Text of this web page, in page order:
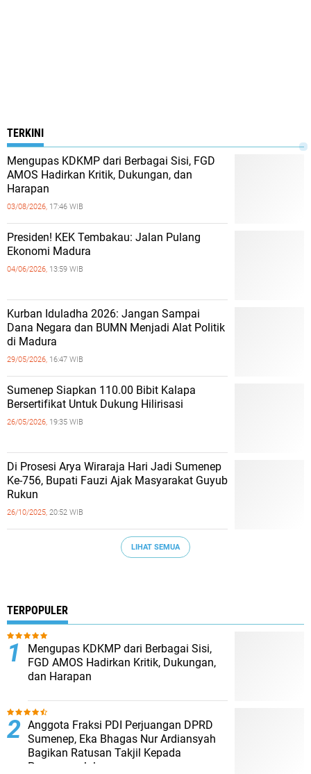
TERKINI
Mengupas KDKMP dari Berbagai Sisi, FGD
AMOS Hadirkan Kritik, Dukungan, dan
Harapan
03/08/2026, 17:46 WIB
Presiden! KEK Tembakau: Jalan Pulang
Ekonomi Madura
04/06/2026, 13:59 WIB
Kurban Iduladha 2026: Jangan Sampai
Dana Negara dan BUMN Menjadi Alat Politik
di Madura
29/05/2026, 16:47 WIB
Sumenep Siapkan 110.00 Bibit Kalapa
Bersertifikat Untuk Dukung Hilirisasi
26/05/2026, 19:35 WIB
Di Prosesi Arya Wiraraja Hari Jadi Sumenep
Ke-756, Bupati Fauzi Ajak Masyarakat Guyub
Rukun
26/10/2025, 20:52 WIB
LIHAT SEMUA
TERPOPULER
Mengupas KDKMP dari Berbagai Sisi,
FGD AMOS Hadirkan Kritik, Dukungan,
dan Harapan
Anggota Fraksi PDI Perjuangan DPRD
Sumenep, Eka Bhagas Nur Ardiansyah
Bagikan Ratusan Takjil Kepada
Pengguna Jalan